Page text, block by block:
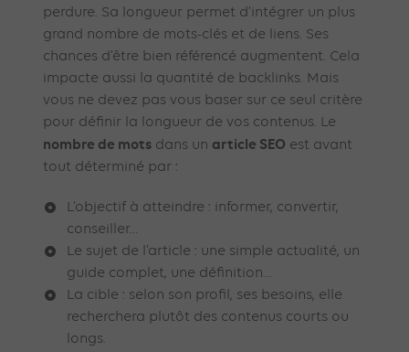
perdure. Sa longueur permet d’intégrer un plus
grand nombre de mots-clés et de liens. Ses
chances d’être bien référencé augmentent. Cela
impacte aussi la quantité de backlinks. Mais
vous ne devez pas vous baser sur ce seul critère
pour définir la longueur de vos contenus. Le
nombre de mots dans un article SEO est avant
tout déterminé par :
L’objectif à atteindre : informer, convertir,
conseiller…
Le sujet de l’article : une simple actualité, un
guide complet, une définition…
La cible : selon son profil, ses besoins, elle
recherchera plutôt des contenus courts ou
longs.